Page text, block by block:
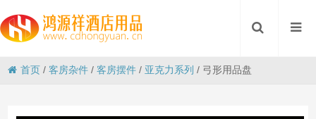
首页 /客房杂件 /客房摆件 / 亚克力系列 / 弓形用品盘